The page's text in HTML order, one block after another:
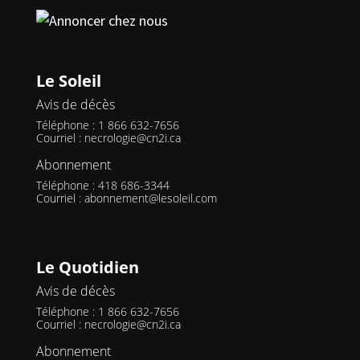
Le Soleil
Avis de décès
Téléphone : 1 866 632-7656
Courriel : necrologie@cn2i.ca
Abonnement
Téléphone : 418 686-3344
Courriel : abonnement@lesoleil.com
Le Quotidien
Avis de décès
Téléphone : 1 866 632-7656
Courriel : necrologie@cn2i.ca
Abonnement